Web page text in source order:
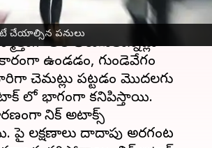
చేయాల్సిన పనులు
తల తిరుగుతున్నట్లు
ఉండడం, గుండెవేగం
చెమట్లు పట్టడం మొదలగు
పానిక్ అటాక్స్
పై లక్షణాలు దాదాపు అరగంట